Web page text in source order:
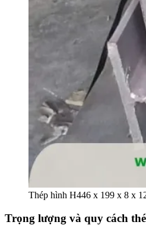
Thép hình H446 x 199 x 8 x
Trọng lượng và quy cách